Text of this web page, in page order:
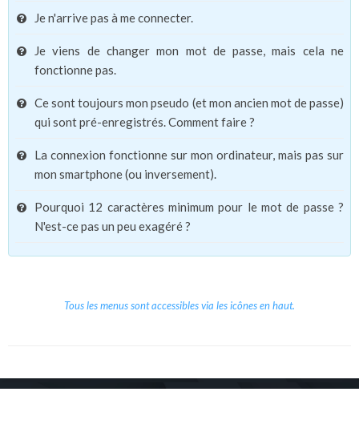
Je n'arrive pas à me connecter.
Je viens de changer mon mot de passe, mais cela ne
fonctionne pas.
Ce sont toujours mon pseudo (et mon ancien mot de passe)
qui sont pré-enregistrés. Comment faire ?
La connexion fonctionne sur mon ordinateur, mais pas sur
mon smartphone (ou inversement).
Pourquoi 12 caractères minimum pour le mot de passe ?
N'est-ce pas un peu exagéré ?
Tous les menus sont accessibles via les icônes en haut.